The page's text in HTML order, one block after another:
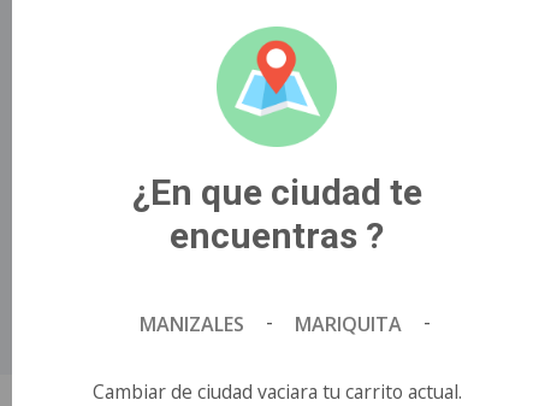
thriller intenso, escalofriante y emotivo que desafía al
público a enfrentar una pregunta inquietante: ¿Hasta
dónde serías capaz de llegar?.
Camina o Muere.
País de Origen
¿En que ciudad te
encuentras ?
MANIZALES - MARIQUITA -
Cambiar de ciudad vaciara tu carrito actual.